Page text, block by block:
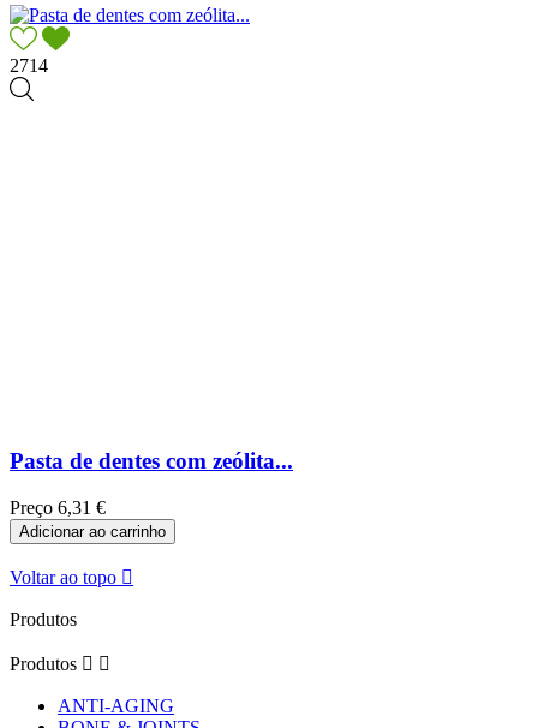
2714
Pasta de dentes com zeólita...
Preço 6,31 €
Adicionar ao carrinho
Voltar ao topo 
Produtos
Produtos  
ANTI-AGING